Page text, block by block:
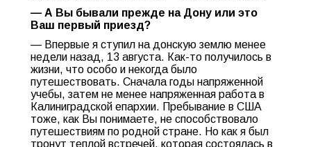
— А Вы бывали прежде на Дону или это
Ваш первый приезд?
— Впервые я ступил на донскую землю менее
недели назад, 13 августа. Как-то получилось в
жизни, что особо и некогда было
путешествовать. Сначала годы напряженной
учебы, затем не менее напряженная работа в
Калиниградской епархии. Пребывание в США
тоже, как Вы понимаете, не способствовало
путешествиям по родной стране. Но как я был
тронут теплой встречей, которая состоялась в